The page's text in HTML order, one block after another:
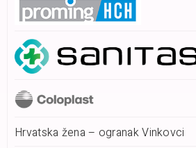
Hrvatska žena – ogranak Vinkovci